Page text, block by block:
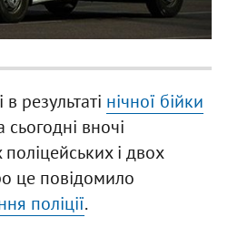
результаті нічної бійки
сьогодні вночі
поліцейських і двох
це повідомило
поліції.